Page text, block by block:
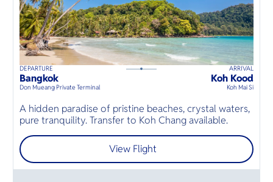
85mins⦁up to
DEPARTURE ARRIVAL
Bangkok
Don Mueang Private Terminal
Koh Kood
Koh Mai Si
A hidden paradise of pristine beaches, crystal waters,
pure tranquility. Transfer to Koh Chang available.
View Flight